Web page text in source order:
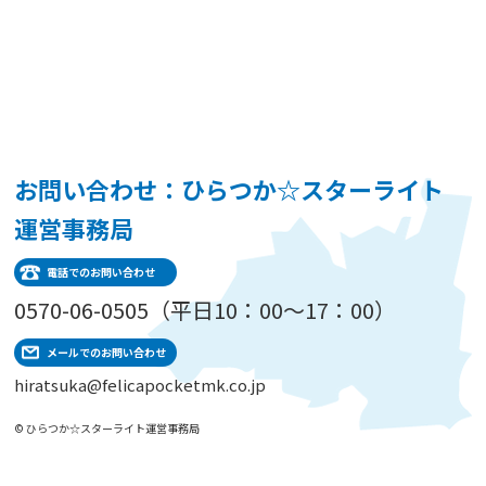
お問い合わせ：ひらつか☆スターライト
運営事務局
電話でのお問い合わせ
0570-06-0505（平日10：00～17：00）
メールでのお問い合わせ
hiratsuka@felicapocketmk.co.jp
© ひらつか☆スターライト運営事務局